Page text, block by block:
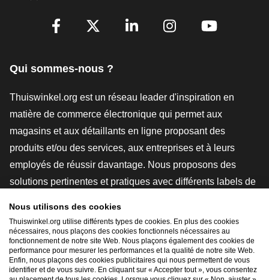
[_General:SocialMediaTitle]
Qui sommes-nous ?
Thuiswinkel.org est un réseau leader d'inspiration en
matière de commerce électronique qui permet aux
magasins et aux détaillants en ligne proposant des
produits et/ou des services, aux entreprises et à leurs
employés de réussir davantage. Nous proposons des
solutions pertinentes et pratiques avec différents labels de
études de marché, et nous disposons de notre propre
plateforme d'enseignement, la Thuiswinkel e-Academy.
Nous utilisons des cookies
Thuiswinkel.org utilise différents types de cookies. En plus des cookies
nécessaires, nous plaçons des cookies fonctionnels nécessaires au
fonctionnement de notre site Web. Nous plaçons également des cookies de
performance pour mesurer les performances et la qualité de notre site Web.
Enfin, nous plaçons des cookies publicitaires qui nous permettent de vous
identifier et de vous suivre. En cliquant sur « Accepter tout », vous consentez